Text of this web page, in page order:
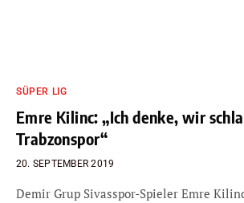
SÜPER LIG
Emre Kilinc: „Ich denke, wir
Trabzonspor“
20. SEPTEMBER 2019
Demir Grup Sivasspor-Spieler Emre